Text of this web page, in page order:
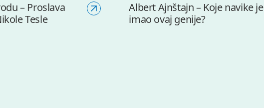
– Proslava
Tesle
Albert Ajnštajn – Koje navike je
imao ovaj genije?